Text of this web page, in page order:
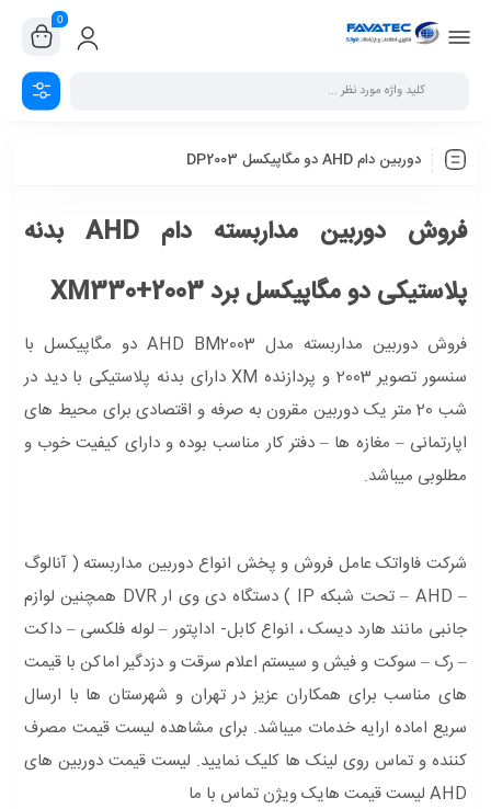
0
دوربین دام AHD دو مگاپیکسل DP2003
فروش دوربین مداربسته دام AHD بدنه
پلاستیکی دو مگاپیکسل برد XM330+2003
فروش دوربین مداربسته مدل AHD BM2003 دو مگاپیکسل با
سنسور تصویر 2003 و پردازنده XM دارای بدنه پلاستیکی با دید در
شب 20 متر یک دوربین مقرون به صرفه و اقتصادی برای محیط های
اپارتمانی – مغازه ها – دفتر کار مناسب بوده و دارای کیفیت خوب و
مطلوبی میباشد.
شرکت فاواتک عامل فروش و پخش انواع دوربین مداربسته ( آنالوگ
– AHD – تحت شبکه IP ) دستگاه دی وی ار DVR همچنین لوازم
جانبی مانند هارد دیسک ، انواع کابل- اداپتور – لوله فلکسی – داکت
– رک – سوکت و فیش و سیستم اعلام سرقت و دزدگیر اماکن با قیمت
های مناسب برای همکاران عزیز در تهران و شهرستان ها با ارسال
سریع اماده ارایه خدمات میباشد. برای مشاهده لیست قیمت مصرف
کننده و تماس روی لینک ها کلیک نمایید. لیست قیمت دوربین های
AHD لیست قیمت هایک ویژن تماس با ما